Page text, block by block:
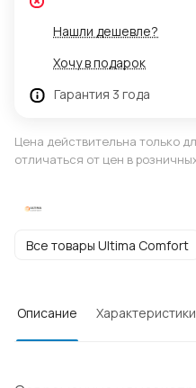
Нашли дешевле?
Хочу в подарок
Гарантия 3 года
Цена действительна только
отличаться от цен в
Все товары Ultima Comfort
Описание Характеристики